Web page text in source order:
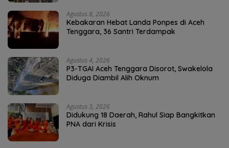
Agustus 8, 2026
Kebakaran Hebat Landa Ponpes di Aceh
Tenggara, 36 Santri Terdampak
Agustus 4, 2026
P3-TGAI Aceh Tenggara Disorot, Swakelola
Diduga Diambil Alih Oknum
Agustus 3, 2026
Didukung 18 Daerah, Rahul Siap Bangkitkan
PNA dari Krisis